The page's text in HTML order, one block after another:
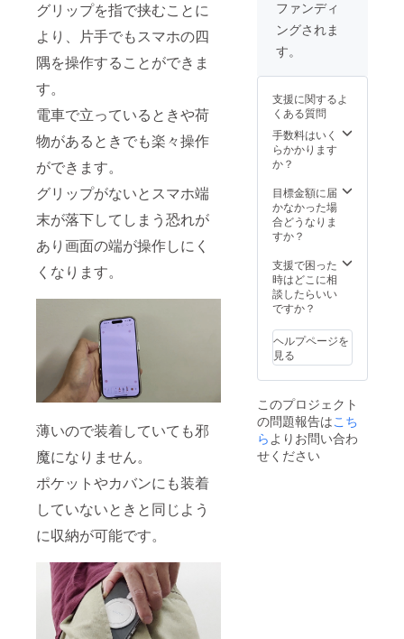
グリップを指で挟むことに
より、片手でもスマホの四
隅を操作することができま
す。
電車で立っているときや荷
物があるときでも楽々操作
ができます。
グリップがないとスマホ端
末が落下してしまう恐れが
あり画面の端が操作しにく
くなります。
薄いので装着していても邪
魔になりません。
ポケットやカバンにも装着
していないときと同じよう
に収納が可能です。
ファンディ
ングされま
す。
支援に関するよ
くある質問
手数料はいく
らかかります
か？
目標金額に届
かなかった場
合どうなりま
すか？
支援で困った
時はどこに相
談したらいい
ですか？
ヘルプページを
見る
このプロジェクト
の問題報告はこち
ら よりお問い合わ
せください